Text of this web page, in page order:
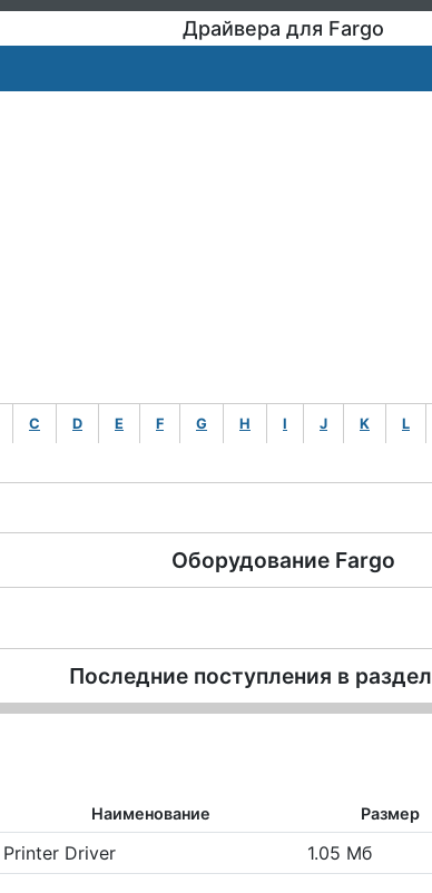
Драйвера для Fargo
C D E F G H I J K L
Оборудование Fargo
Последние поступления в раздел
Наименование Размер
Printer Driver 1.05 Мб